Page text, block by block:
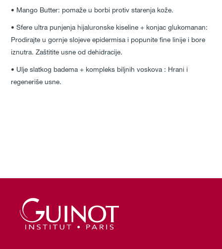
• Mango Butter: pomaže u borbi protiv starenja kože.
• Sfere ultra punjenja hijaluronske kiseline + konjac glukomanan:
Prodirajte u gornje slojeve epidermisa i popunite fine linije i bore
iznutra. Zaštitite usne od dehidracije.
• Ulje slatkog badema + kompleks biljnih voskova : Hrani i
regeneriše usne.